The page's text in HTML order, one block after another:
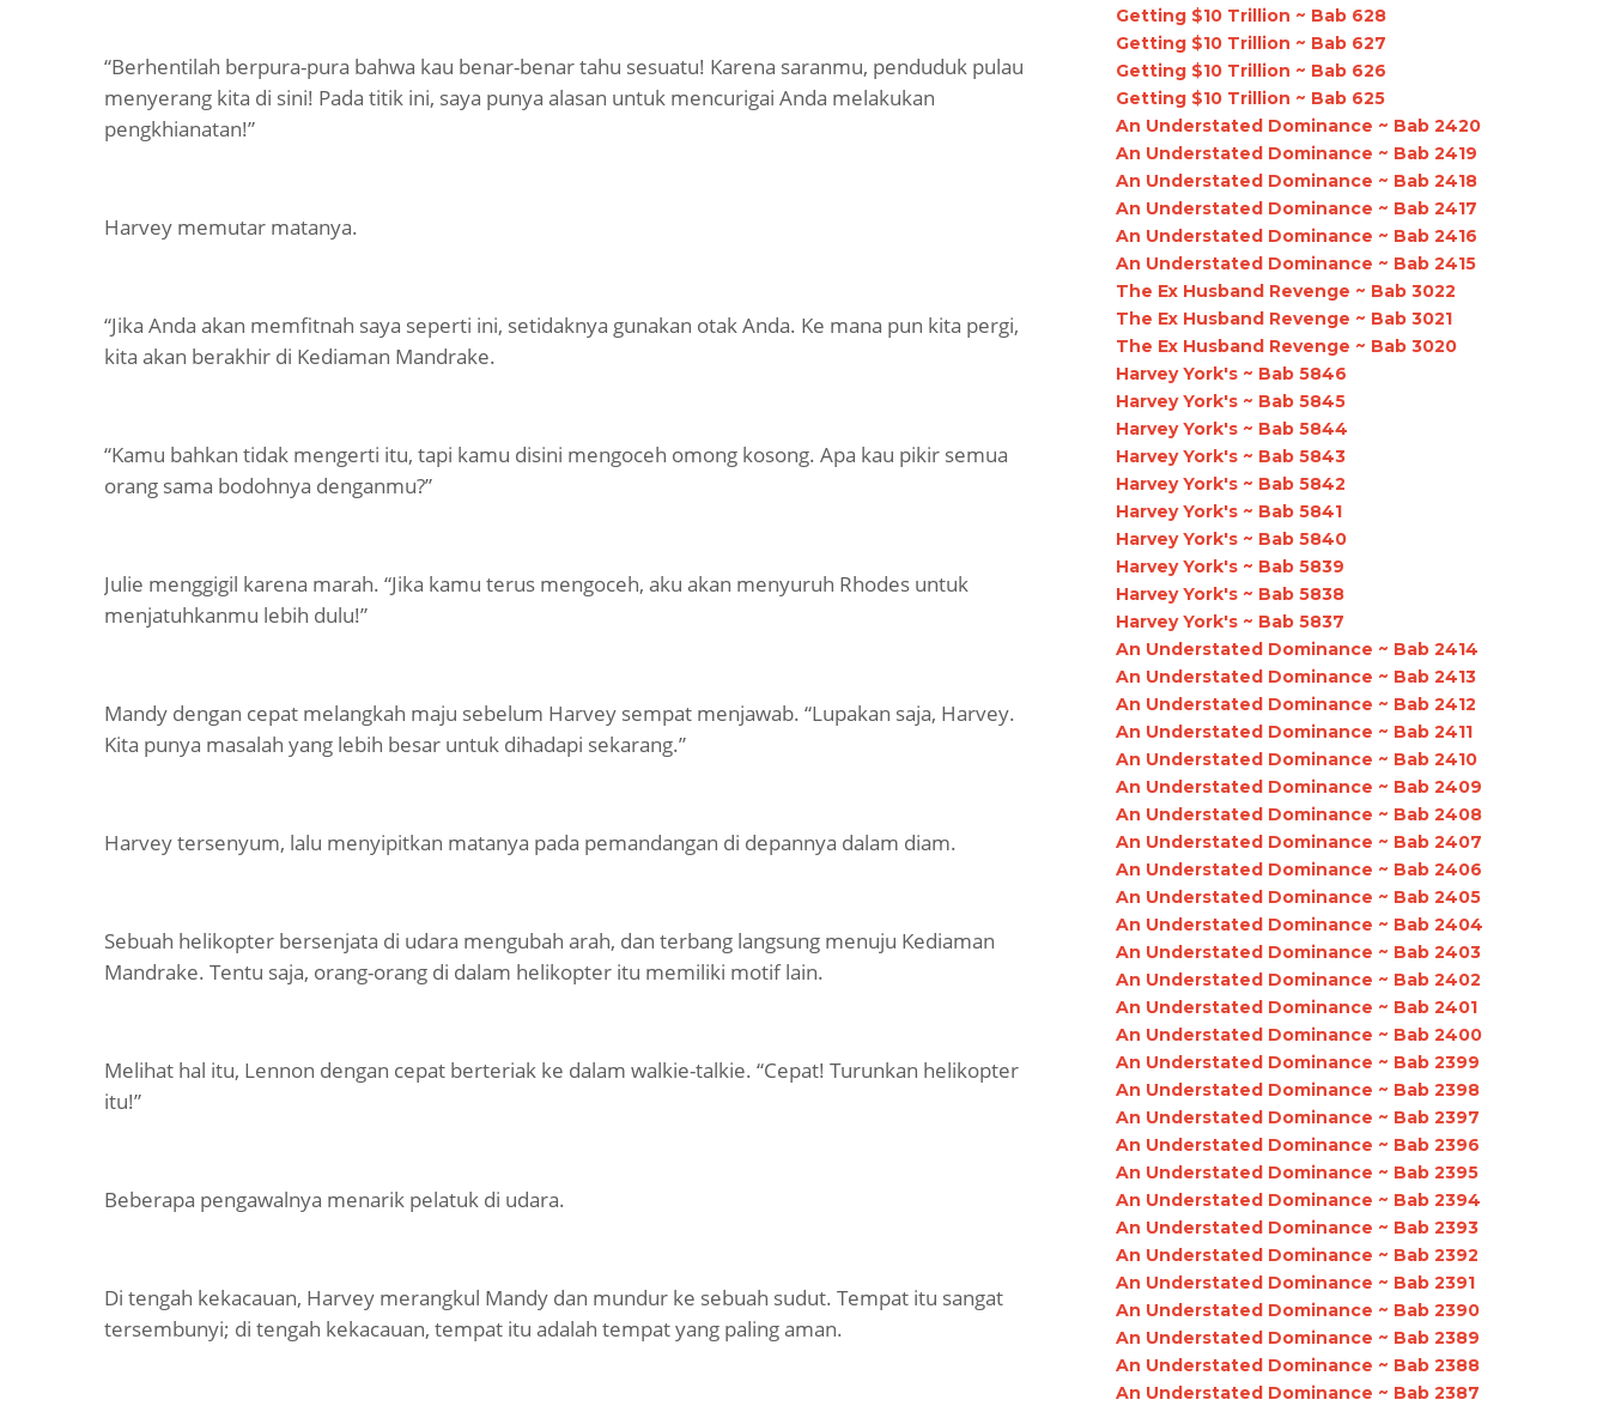
“Berhentilah berpura-pura bahwa kau benar-benar tahu sesuatu! Karena saranmu, penduduk pulau
menyerang kita di sini! Pada titik ini, saya punya alasan untuk mencurigai Anda melakukan
pengkhianatan!”
Harvey memutar matanya.
“Jika Anda akan memfitnah saya seperti ini, setidaknya gunakan otak Anda. Ke mana pun kita pergi,
kita akan berakhir di Kediaman Mandrake.
“Kamu bahkan tidak mengerti itu, tapi kamu disini mengoceh omong kosong. Apa kau pikir semua
orang sama bodohnya denganmu?”
Julie menggigil karena marah. “Jika kamu terus mengoceh, aku akan menyuruh Rhodes untuk
menjatuhkanmu lebih dulu!”
Mandy dengan cepat melangkah maju sebelum Harvey sempat menjawab. “Lupakan saja, Harvey.
Kita punya masalah yang lebih besar untuk dihadapi sekarang.”
Harvey tersenyum, lalu menyipitkan matanya pada pemandangan di depannya dalam diam.
Sebuah helikopter bersenjata di udara mengubah arah, dan terbang langsung menuju Kediaman
Mandrake. Tentu saja, orang-orang di dalam helikopter itu memiliki motif lain.
Melihat hal itu, Lennon dengan cepat berteriak ke dalam walkie-talkie. “Cepat! Turunkan helikopter
itu!”
Beberapa pengawalnya menarik pelatuk di udara.
Di tengah kekacauan, Harvey merangkul Mandy dan mundur ke sebuah sudut. Tempat itu sangat
tersembunyi; di tengah kekacauan, tempat itu adalah tempat yang paling aman.
Getting $10 Trillion ~ Bab 628
Getting $10 Trillion ~ Bab 627
Getting $10 Trillion ~ Bab 626
Getting $10 Trillion ~ Bab 625
An Understated Dominance ~ Bab 2420
An Understated Dominance ~ Bab 2419
An Understated Dominance ~ Bab 2418
An Understated Dominance ~ Bab 2417
An Understated Dominance ~ Bab 2416
An Understated Dominance ~ Bab 2415
The Ex Husband Revenge ~ Bab 3022
The Ex Husband Revenge ~ Bab 3021
The Ex Husband Revenge ~ Bab 3020
Harvey York's ~ Bab 5846
Harvey York's ~ Bab 5845
Harvey York's ~ Bab 5844
Harvey York's ~ Bab 5843
Harvey York's ~ Bab 5842
Harvey York's ~ Bab 5841
Harvey York's ~ Bab 5840
Harvey York's ~ Bab 5839
Harvey York's ~ Bab 5838
Harvey York's ~ Bab 5837
An Understated Dominance ~ Bab 2414
An Understated Dominance ~ Bab 2413
An Understated Dominance ~ Bab 2412
An Understated Dominance ~ Bab 2411
An Understated Dominance ~ Bab 2410
An Understated Dominance ~ Bab 2409
An Understated Dominance ~ Bab 2408
An Understated Dominance ~ Bab 2407
An Understated Dominance ~ Bab 2406
An Understated Dominance ~ Bab 2405
An Understated Dominance ~ Bab 2404
An Understated Dominance ~ Bab 2403
An Understated Dominance ~ Bab 2402
An Understated Dominance ~ Bab 2401
An Understated Dominance ~ Bab 2400
An Understated Dominance ~ Bab 2399
An Understated Dominance ~ Bab 2398
An Understated Dominance ~ Bab 2397
An Understated Dominance ~ Bab 2396
An Understated Dominance ~ Bab 2395
An Understated Dominance ~ Bab 2394
An Understated Dominance ~ Bab 2393
An Understated Dominance ~ Bab 2392
An Understated Dominance ~ Bab 2391
An Understated Dominance ~ Bab 2390
An Understated Dominance ~ Bab 2389
An Understated Dominance ~ Bab 2388
An Understated Dominance ~ Bab 2387